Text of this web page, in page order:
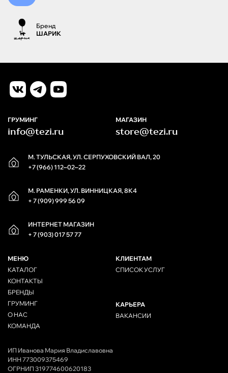
Бренд
ШАРИК
М. ТУЛЬСКАЯ, УЛ. СЕРПУХОВСКИЙ ВАЛ, 20
+7 (966) 112‒02‒22
М. РАМЕНКИ, УЛ. ВИННИЦКАЯ, 8К4
+ 7 (909) 999 56 09
ИНТЕРНЕТ МАГАЗИН
+ 7 (903) 017 57 77
ГРУМИНГ
info@tezi.ru
МАГАЗИН
store@tezi.ru
МЕНЮ
КАТАЛОГ
КОНТАКТЫ
БРЕНДЫ
ГРУМИНГ
О НАС
КОМАНДА
КЛИЕНТАМ
СПИСОК УСЛУГ
КАРЬЕРА
ВАКАНСИИ
ИП Иванова Мария Владиславовна
ИНН 773009375469
ОГРНИП 319774600620183